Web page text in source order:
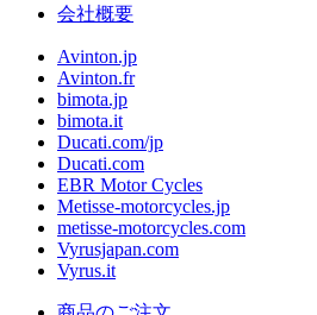
会社概要
Avinton.jp
Avinton.fr
bimota.jp
bimota.it
Ducati.com/jp
Ducati.com
EBR Motor Cycles
Metisse-motorcycles.jp
metisse-motorcycles.com
Vyrusjapan.com
Vyrus.it